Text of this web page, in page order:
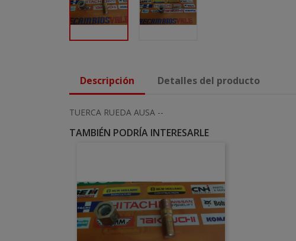
Descripción Detalles del producto
TUERCA RUEDA AUSA --
TAMBIÉN PODRÍA INTERESARLE